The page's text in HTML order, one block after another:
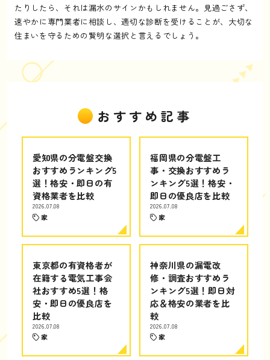
たりしたら、それは漏水のサインかもしれません。見過ごさず、
速やかに専門業者に相談し、適切な診断を受けることが、大切な
住まいを守るための賢明な選択と言えるでしょう。
おすすめ記事
愛知県の分電盤交換
おすすめランキング5
選！格安・即日の有
資格業者を比較
2026.07.08
家
福岡県の分電盤工
事・交換おすすめラ
ンキング5選！格安・
即日の優良店を比較
2026.07.08
家
東京都の有資格者が
在籍する電気工事会
社おすすめ5選！格
安・即日の優良店を
比較
2026.07.08
家
神奈川県の漏電改
修・調査おすすめラ
ンキング5選！即日対
応＆格安の業者を比
較
2026.07.08
家